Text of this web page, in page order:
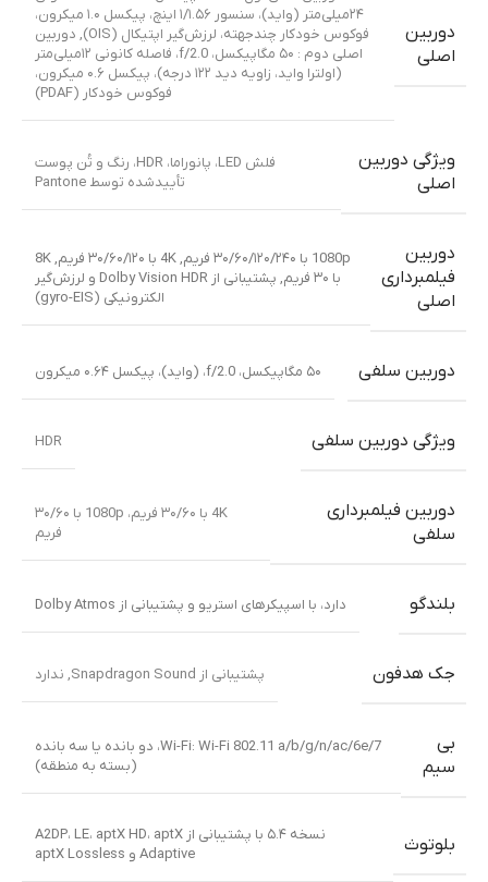
دوربین
اصلی
۲۴میلی‌متر (واید)، سنسور ۱/۱.۵۶ اینچ، پیکسل ۱.۰ میکرون،
فوکوس خودکار چندجهته، لرزش‌گیر اپتیکال (OIS)
, دوربین
اصلی دوم : ۵۰ مگاپیکسل، f/2.0، فاصله کانونی ۱۲میلی‌متر
(اولترا واید، زاویه دید ۱۲۲ درجه)، پیکسل ۰.۶ میکرون،
فوکوس خودکار (PDAF)
ویژگی دوربین
اصلی
فلش LED، پانوراما، HDR، رنگ و تُن پوست
تأییدشده توسط Pantone
دوربین
فیلمبرداری
اصلی
1080p با ۳۰/۶۰/۱۲۰/۲۴۰ فریم ,4K با ۳۰/۶۰/۱۲۰ فریم ,
8K
با ۳۰ فریم
,
پشتیبانی از Dolby Vision HDR و لرزش‌گیر
الکترونیکی (gyro-EIS)
دوربین سلفی ۵۰ مگاپیکسل، f/2.0، (واید)، پیکسل ۰.۶۴ میکرون
ویژگی دوربین سلفی HDR
دوربین فیلمبرداری
سلفی
4K با ۳۰/۶۰ فریم، 1080p با ۳۰/۶۰
فریم
بلندگو دارد، با اسپیکرهای استریو و پشتیبانی از Dolby Atmos
جک هدفون پشتیبانی از Snapdragon Sound , ندارد
بی
سیم
Wi-Fi: Wi-Fi 802.11 a/b/g/n/ac/6e/7، دو بانده یا سه بانده
(بسته به منطقه)
بلوتوث
نسخه ۵.۴ با پشتیبانی از A2DP، LE، aptX HD، aptX
Adaptive و aptX Lossless